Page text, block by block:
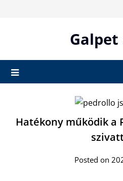
Galpet
Hatékony működik a
Posted on